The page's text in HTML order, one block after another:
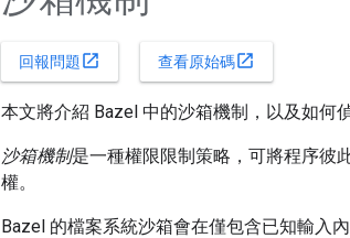
回報問題open_in_new 查看原始碼open_in_new
本文將介紹 Bazel 中的沙箱機制，以及如何
沙箱機制是一種權限限制策略，可將程序彼
權。
Bazel 的檔案系統沙箱會在僅包含已知輸入